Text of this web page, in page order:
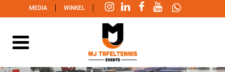
MEDIA | WINKEL |